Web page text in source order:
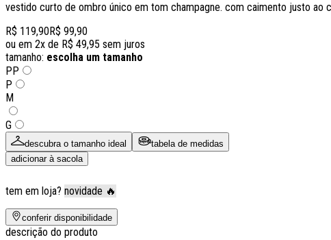
vestido curto de ombro único em tom champagne. com caimento justo
R$ 119,90 R$ 99,90
ou em 2x de R$ 49,95 sem juros
tamanho: escolha um tamanho
PP
P
M
G
descubra o tamanho ideal
tabela de medidas
adicionar à sacola
tem em loja? novidade 🔥
conferir disponibilidade
descrição do produto